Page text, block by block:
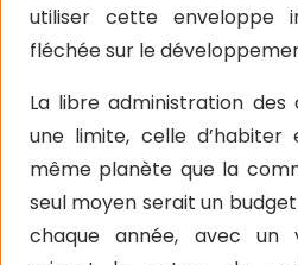
utiliser cette enveloppe
fléchée sur le
La libre administration
une limite, celle
même planète que la
seul moyen serait un
chaque année, avec un